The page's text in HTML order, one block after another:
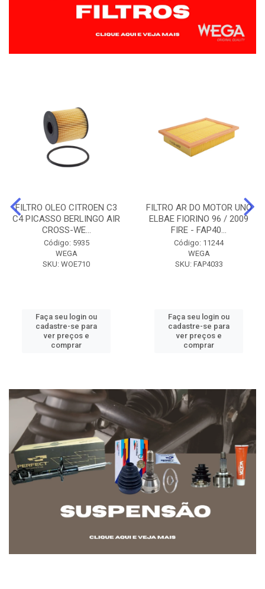
FILTRO OLEO CITROEN C3
C4 PICASSO BERLINGO AIR
CROSS-WE...
Código: 5935
WEGA
SKU: WOE710
Faça seu login ou
cadastre-se para
ver preços e
comprar
FILTRO AR DO MOTOR UNO
ELBAE FIORINO 96 / 2009
FIRE - FAP40...
Código: 11244
WEGA
SKU: FAP4033
Faça seu login ou
cadastre-se para
ver preços e
comprar